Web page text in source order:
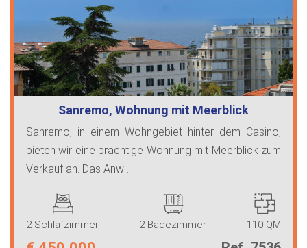
Sanremo, Wohnung mit Meerblick
Sanremo, in einem Wohngebiet hinter dem Casino,
bieten wir eine prächtige Wohnung mit Meerblick zum
Verkauf an. Das Anw ...
2 Schlafzimmer 2 Badezimmer 110 QM